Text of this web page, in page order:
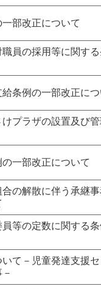
部改正について
員の採用等に関す
条例の一部改正につ
プラザの設置及び
一部改正について
の解散に伴う承継
等の定数に関する
て－児童発達支援